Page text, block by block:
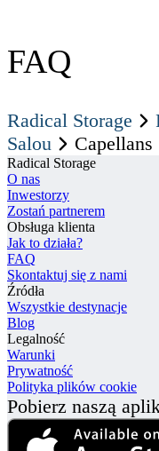
FAQ
Radical Storage
Salou
Capellans
Radical Storage
O nas
Inwestorzy
Zostań partnerem
Obsługa klienta
Jak to działa?
FAQ
Skontaktuj się z nami
Źródła
Wszystkie destynacje
Blog
Legalność
Warunki
Prywatność
Polityka plików cookie
Pobierz naszą